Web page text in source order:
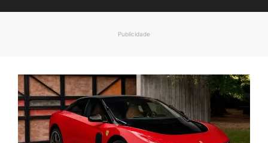
Publicidade